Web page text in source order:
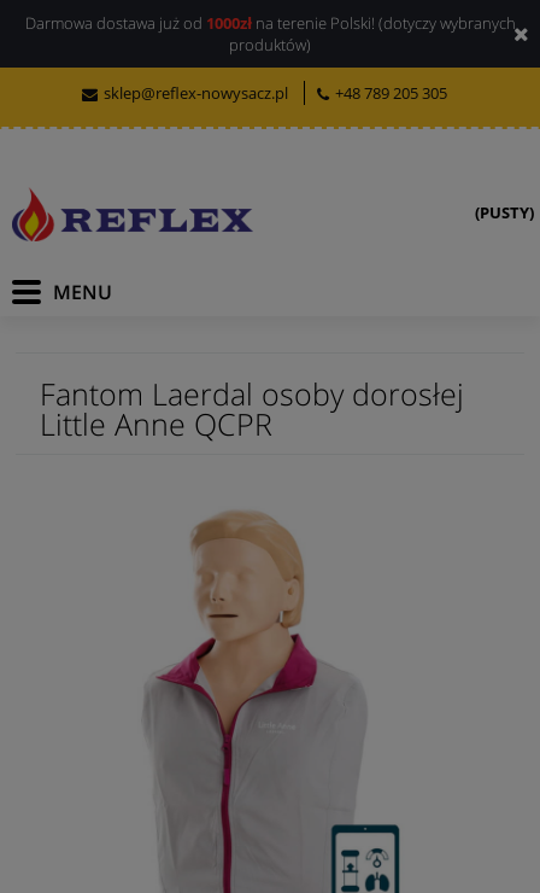
Darmowa dostawa już od 1000złna terenie Polski! (dotyczy wybranych
produktów)
sklep@reflex-nowysacz.pl +48 789 205 305
(PUSTY)
Fantom Laerdal osoby dorosłej
Little Anne QCPR